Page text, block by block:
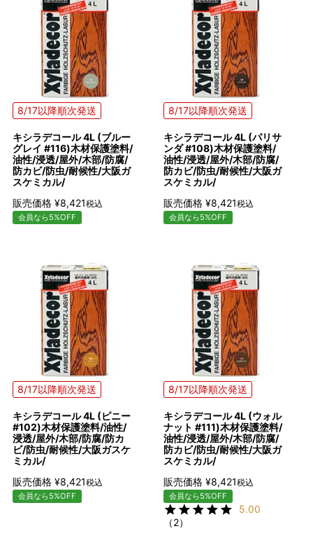
8/17以降順次発送
キシラデコール 4L (ブルー
グレイ #116)木材保護塗料/
油性/浸透/屋外/木部/防腐/
防カビ/防虫/耐候性/大阪ガ
スケミカル/
販売価格 ¥8,421税込
会員なら5%OFF
8/17以降順次発送
キシラデコール 4L (パリサ
ンダ #108)木材保護塗料/
油性/浸透/屋外/木部/防腐/
防カビ/防虫/耐候性/大阪ガ
スケミカル/
販売価格 ¥8,421税込
会員なら5%OFF
8/17以降順次発送
キシラデコール 4L (ピニー
#102)木材保護塗料/油性/
浸透/屋外/木部/防腐/防カ
ビ/防虫/耐候性/大阪ガスケ
ミカル/
販売価格 ¥8,421税込
会員なら5%OFF
8/17以降順次発送
キシラデコール 4L (ウォル
ナット #111)木材保護塗料/
油性/浸透/屋外/木部/防腐/
防カビ/防虫/耐候性/大阪ガ
スケミカル/
販売価格 ¥8,421税込
会員なら5%OFF
5.00
（2）